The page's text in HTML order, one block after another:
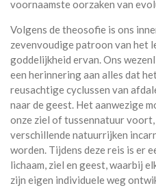
voornaamste oorzaken van
Volgens de theosofie is ons
zevenvoudige patroon van het
goddelijkheid ervan. Ons
een herinnering aan alles dat
reusachtige cyclussen van
naar de geest. Het aanwezige
onze ziel of tussennatuur
verschillende natuurrijken
worden. Tijdens deze reis is er
lichaam, ziel en geest, waarbij
zijn eigen individuele weg